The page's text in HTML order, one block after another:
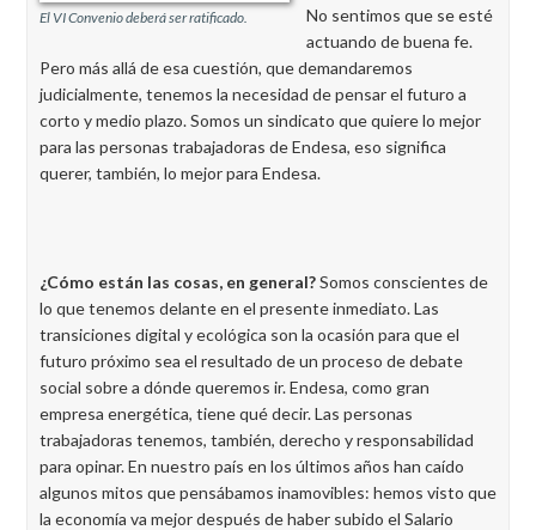
El VI Convenio deberá ser ratificado.
No sentimos que se esté
actuando de buena fe.
Pero más allá de esa cuestión, que demandaremos
judicialmente, tenemos la necesidad de pensar el futuro a
corto y medio plazo. Somos un sindicato que quiere lo mejor
para las personas trabajadoras de Endesa, eso significa
querer, también, lo mejor para Endesa.
¿Cómo están las cosas, en general?Somos conscientes de
lo que tenemos delante en el presente inmediato. Las
transiciones digital y ecológica son la ocasión para que el
futuro próximo sea el resultado de un proceso de debate
social sobre a dónde queremos ir. Endesa, como gran
empresa energética, tiene qué decir. Las personas
trabajadoras tenemos, también, derecho y responsabilidad
para opinar. En nuestro país en los últimos años han caído
algunos mitos que pensábamos inamovibles: hemos visto que
la economía va mejor después de haber subido el Salario